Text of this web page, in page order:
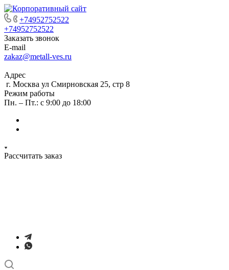
+74952752522
+74952752522
Заказать звонок
E-mail
zakaz@metall-ves.ru
Адрес
г. Москва ул Смирновская 25, стр 8
Режим работы
Пн. – Пт.: с 9:00 до 18:00
Рассчитать заказ